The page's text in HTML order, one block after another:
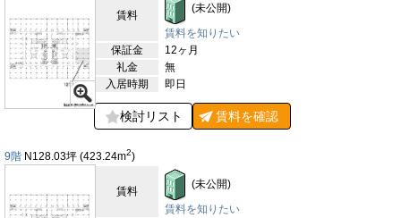
賃料
(未公開)
賃料を知りたい
保証金
12ヶ月
礼金
無
入居時期
即日
検討リスト 賃料を確認
9階 N128.03坪 (423.24m2)
賃料
(未公開)
賃料を知りたい